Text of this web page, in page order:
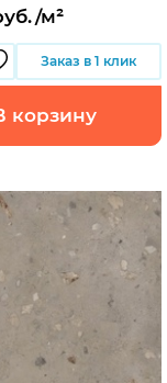
м²
Заказ в 1 клик
корзину